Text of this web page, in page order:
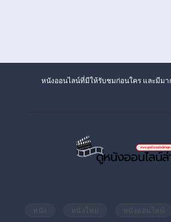
หนังออนไลน์ที่มีให้รับชมก่อนใคร และมีมา
หนัง หนังใหม่ หนังออนไลน์